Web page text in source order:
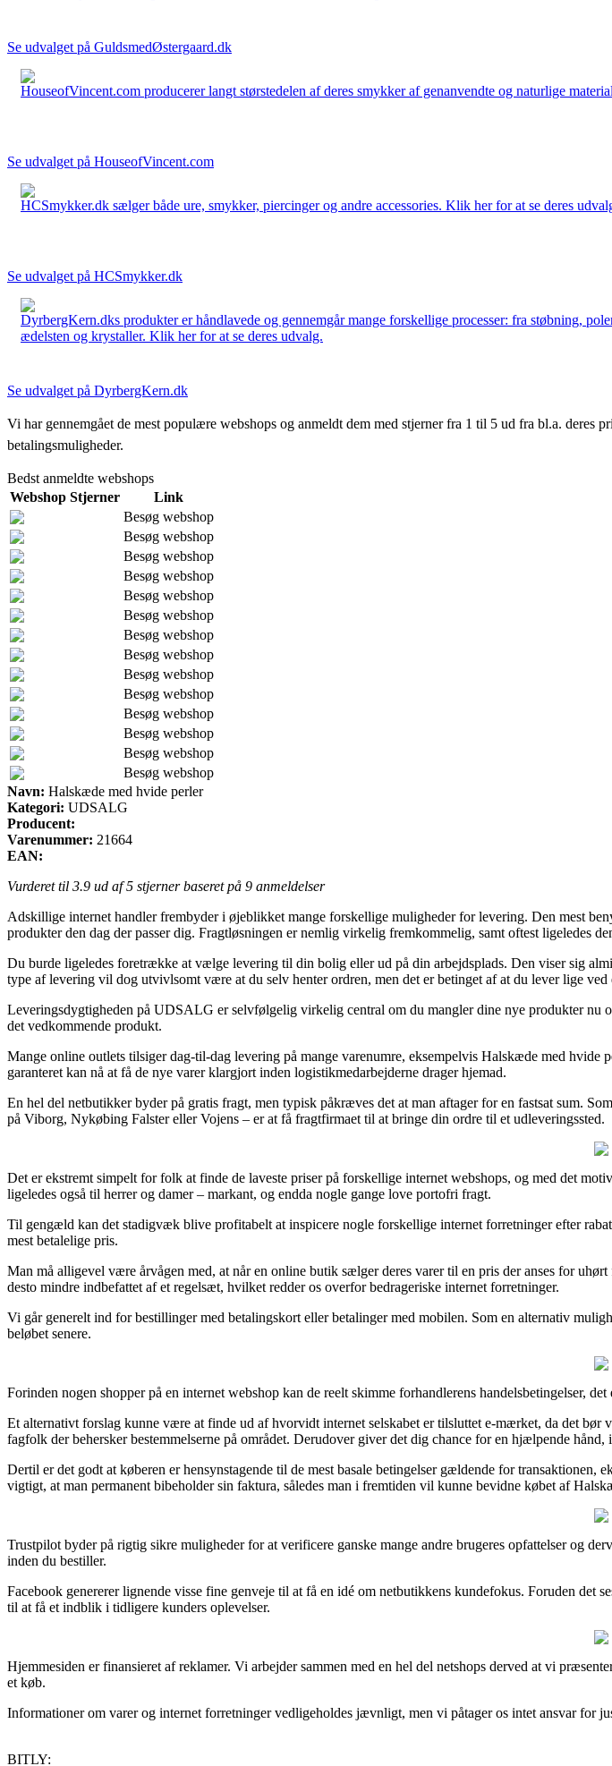
Se udvalget på GuldsmedØstergaard.dk
HouseofVincent.com producerer langt størstedelen af deres smykker af genanvendte og naturlige
Se udvalget på HouseofVincent.com
HCSmykker.dk sælger både ure, smykker, piercinger og andre accessories. Klik her for at se deres
Se udvalget på HCSmykker.dk
DyrbergKern.dks produkter er håndlavede og gennemgår mange forskellige processer: fra støbning,
ædelsten og krystaller. Klik her for at se deres udvalg.
Se udvalget på DyrbergKern.dk
Vi har gennemgået de mest populære webshops og anmeldt dem med stjerner fra 1 til 5 ud fra bl.a. deres
betalingsmuligheder.
Bedst anmeldte webshops
Webshop Stjerner
Link
Besøg webshop
Besøg webshop
Besøg webshop
Besøg webshop
Besøg webshop
Besøg webshop
Besøg webshop
Besøg webshop
Besøg webshop
Besøg webshop
Besøg webshop
Besøg webshop
Besøg webshop
Besøg webshop
Navn: Halskæde med hvide perler
Kategori: UDSALG
Producent:
Varenummer: 21664
EAN:
Vurderet til 3.9 ud af 5 stjerner baseret på 9 anmeldelser
Adskillige internet handler frembyder i øjeblikket mange forskellige muligheder for levering. Den mest
produkter den dag der passer dig. Fragtløsningen er nemlig virkelig fremkommelig, samt oftest ligeledes
Du burde ligeledes foretrække at vælge levering til din bolig eller ud på din arbejdsplads. Den viser sig
type af levering vil dog utvivlsomt være at du selv henter ordren, men det er betinget af at du lever lige ved
Leveringsdygtigheden på UDSALG er selvfølgelig virkelig central om du mangler dine nye produkter nu
det vedkommende produkt.
Mange online outlets tilsiger dag-til-dag levering på mange varenumre, eksempelvis Halskæde med
garanteret kan nå at få de nye varer klargjort inden logistikmedarbejderne drager hjemad.
En hel del netbutikker byder på gratis fragt, men typisk påkræves det at man aftager for en fastsat sum.
på Viborg, Nykøbing Falster eller Vojens – er at få fragtfirmaet til at bringe din ordre til et udleveringssted.
Det er ekstremt simpelt for folk at finde de laveste priser på forskellige internet webshops, og med det
ligeledes også til herrer og damer – markant, og endda nogle gange love portofri fragt.
Til gengæld kan det stadigvæk blive profitabelt at inspicere nogle forskellige internet forretninger efter
mest betalelige pris.
Man må alligevel være årvågen med, at når en online butik sælger deres varer til en pris der anses for
desto mindre indbefattet af et regelsæt, hvilket redder os overfor bedrageriske internet forretninger.
Vi går generelt ind for bestillinger med betalingskort eller betalinger med mobilen. Som en alternativ
beløbet senere.
Forinden nogen shopper på en internet webshop kan de reelt skimme forhandlerens handelsbetingelser,
Et alternativt forslag kunne være at finde ud af hvorvidt internet selskabet er tilsluttet e-mærket, da det
fagfolk der behersker bestemmelserne på området. Derudover giver det dig chance for en hjælpende
Dertil er det godt at køberen er hensynstagende til de mest basale betingelser gældende for
vigtigt, at man permanent bibeholder sin faktura, således man i fremtiden vil kunne bevidne købet af
Trustpilot byder på rigtig sikre muligheder for at verificere ganske mange andre brugeres opfattelser og
inden du bestiller.
Facebook genererer lignende visse fine genveje til at få en idé om netbutikkens kundefokus. Foruden
til at få et indblik i tidligere kunders oplevelser.
Hjemmesiden er finansieret af reklamer. Vi arbejder sammen med en hel del netshops derved at vi
et køb.
Informationer om varer og internet forretninger vedligeholdes jævnligt, men vi påtager os intet ansvar for
BITLY: